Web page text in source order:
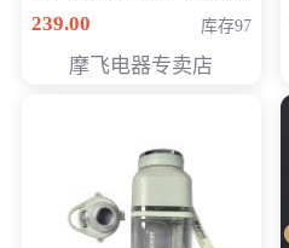
元
239.00 库存97
摩飞电器专卖店